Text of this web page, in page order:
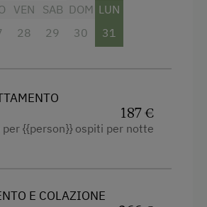
VEN
28
SAB
29
DOM
30
LUN
31
187 €
per {{person}} ospiti per notte
E COLAZIONE